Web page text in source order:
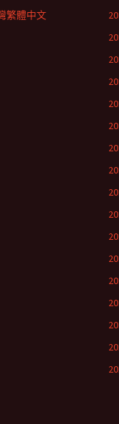
繁體中文